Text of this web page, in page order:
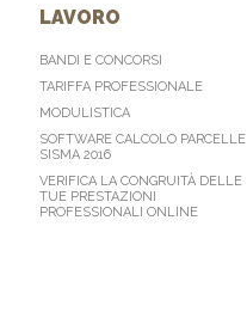
LAVORO
BANDI E CONCORSI
TARIFFA PROFESSIONALE
MODULISTICA
SOFTWARE CALCOLO PARCELLE
SISMA 2016
VERIFICA LA CONGRUITÀ DELLE
TUE PRESTAZIONI
PROFESSIONALI ONLINE